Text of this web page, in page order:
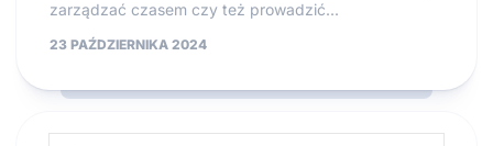
zarządzać czasem czy też prowadzić...
23 PAŹDZIERNIKA 2024